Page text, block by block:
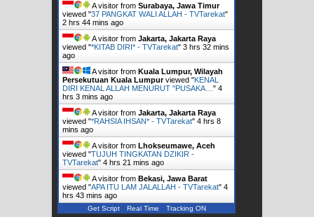
A visitor from Surabaya, Jawa Timur
viewed "37 PANGKAT WALI ALLAH - TVTarekat"
2 hrs 44 mins ago
A visitor from Jakarta, Jakarta Raya
viewed "*KITAB DIRI* - TVTarekat" 3 hrs 32 mins
ago
A visitor from Kuala Lumpur, Wilayah
Persekutuan Kuala Lumpurviewed "KENAL
DIRI KENAL ALLAH MENURUT "PUSAKA… " 4
hrs 3 mins ago
A visitor from Jakarta, Jakarta Raya
viewed "*RAHSIA IHSAN* - TVTarekat" 4 hrs 8
mins ago
A visitor from Lhokseumawe, Aceh
viewed "TUJUH TINGKATAN DZIKIR -
TVTarekat" 4 hrs 21 mins ago
A visitor from Bekasi, Jawa Barat
viewed "APA ITU LAM JALALLAH - TVTarekat" 4
hrs 43 mins ago
Get Script Real Time Tracking ON